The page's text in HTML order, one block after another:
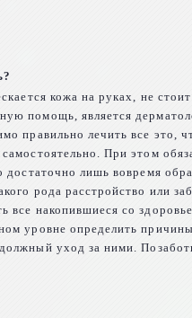
кожа на руках, не
помощь, является
правильно лечить все это,
При этом
достаточно лишь вовремя
рода расстройство или
все накопившиеся со
уровне определить
уход за ними.